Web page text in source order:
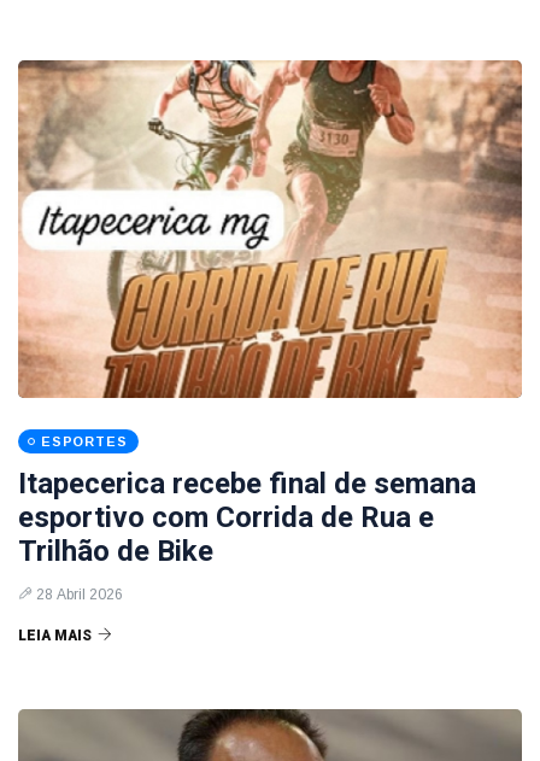
ESPORTES
Itapecerica recebe final de semana
esportivo com Corrida de Rua e
Trilhão de Bike
28 Abril 2026
LEIA MAIS